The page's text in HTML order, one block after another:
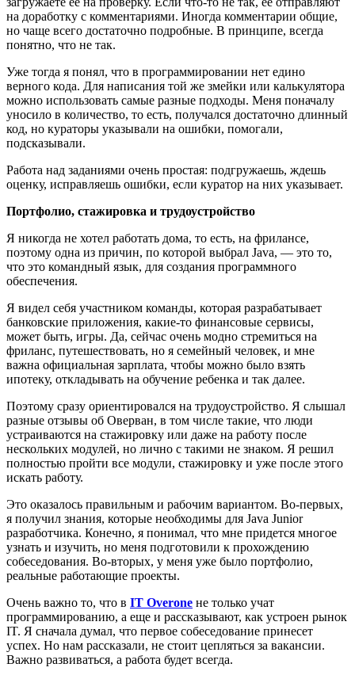
на доработку с комментариями. Иногда комментарии общие,
но чаще всего достаточно подробные. В принципе, всегда
понятно, что не так.
Уже тогда я понял, что в программировании нет едино
верного кода. Для написания той же змейки или калькулятора
можно использовать самые разные подходы. Меня поначалу
уносило в количество, то есть, получался достаточно длинный
код, но кураторы указывали на ошибки, помогали,
подсказывали.
Работа над заданиями очень простая: подгружаешь, ждешь
оценку, исправляешь ошибки, если куратор на них указывает.
Портфолио, стажировка и трудоустройство
Я никогда не хотел работать дома, то есть, на фрилансе,
поэтому одна из причин, по которой выбрал Java, — это то,
что это командный язык, для создания программного
обеспечения.
Я видел себя участником команды, которая разрабатывает
банковские приложения, какие-то финансовые сервисы,
может быть, игры. Да, сейчас очень модно стремиться на
фриланс, путешествовать, но я семейный человек, и мне
важна официальная зарплата, чтобы можно было взять
ипотеку, откладывать на обучение ребенка и так далее.
Поэтому сразу ориентировался на трудоустройство. Я слышал
разные отзывы об Оверван, в том числе такие, что люди
устраиваются на стажировку или даже на работу после
нескольких модулей, но лично с такими не знаком. Я решил
полностью пройти все модули, стажировку и уже после этого
искать работу.
Это оказалось правильным и рабочим вариантом. Во-первых,
я получил знания, которые необходимы для Java Junior
разработчика. Конечно, я понимал, что мне придется многое
узнать и изучить, но меня подготовили к прохождению
собеседования. Во-вторых, у меня уже было портфолио,
реальные работающие проекты.
Очень важно то, что в IT Overone не только учат
программированию, а еще и рассказывают, как устроен рынок
IT. Я сначала думал, что первое собеседование принесет
успех. Но нам рассказали, не стоит цепляться за вакансии.
Важно развиваться, а работа будет всегда.